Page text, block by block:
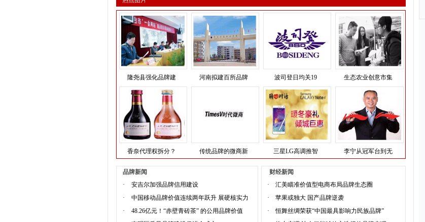
隆尧县强化品牌建 河南拟建百所品牌 波司登日均关19 生态农业创意市集
香奈代理权拆分？ 传统品牌的微商新 三星LG高调推智 李宁从冠军台到无
品牌新闻
·
安吉尔加强品牌信用建设
·
中国移动品牌价值连续两年跃升 展硬核实力
·
48.26亿元！“赤壁青砖茶” 的公用品牌价值
财经新闻
·
汇美瞄准价值型电商布局品牌生态圈
·
苹果或独大 国产品牌逆袭
·
恒舞丝绸荣获“中国最具影响力民族品牌”